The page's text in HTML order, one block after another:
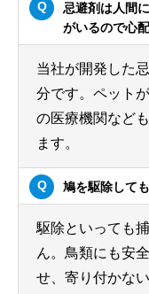
忌避剤は人間
がいるので心配
当社が開発した
分です。ペット
の医療機関など
ます。
鳩を駆除して
駆除といっても
ん。鳥類にも安
せ、寄り付かな